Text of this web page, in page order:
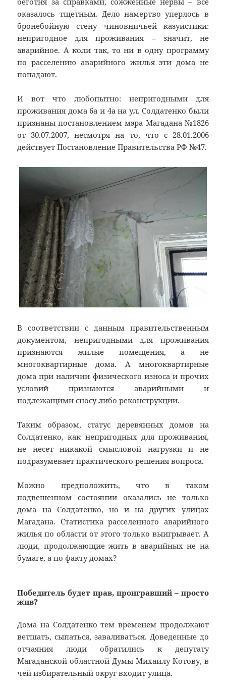
оказалось тщетным. Дело намертво уперлось в
бронебойную стену чиновничьей казуистики:
непригодное для проживания – значит, не
аварийное. А коли так, то ни в одну программу
по расселению аварийного жилья эти дома не
попадают.
И вот что любопытно: непригодными для
проживания дома 6а и 4а на ул. Солдатенко были
признаны постановлением мэра Магадана №1826
от 30.07.2007, несмотря на то, что с 28.01.2006
действует Постановление Правительства РФ №47.
В соответствии с данным правительственным
документом, непригодными для проживания
признаются жилые помещения, а не
многоквартирные дома. А многоквартирные
дома при наличии физического износа и прочих
условий признаются аварийными и
подлежащими сносу либо реконструкции.
Таким образом, статус деревянных домов на
Солдатенко, как непригодных для проживания,
не несет никакой смысловой нагрузки и не
подразумевает практического решения вопроса.
Можно предположить, что в таком
подвешенном состоянии оказались не только
дома на Солдатенко, но и на других улицах
Магадана. Статистика расселенного аварийного
жилья по области от этого только выигрывает. А
люди, продолжающие жить в аварийных не на
бумаге, а по факту домах?
Победитель будет прав, проигравший – просто
жив?
Дома на Солдатенко тем временем продолжают
ветшать, сыпаться, заваливаться. Доведенные до
отчаяния люди обратились к депутату
Магаданской областной Думы Михаилу Котову, в
чей избирательный округ входит улица.